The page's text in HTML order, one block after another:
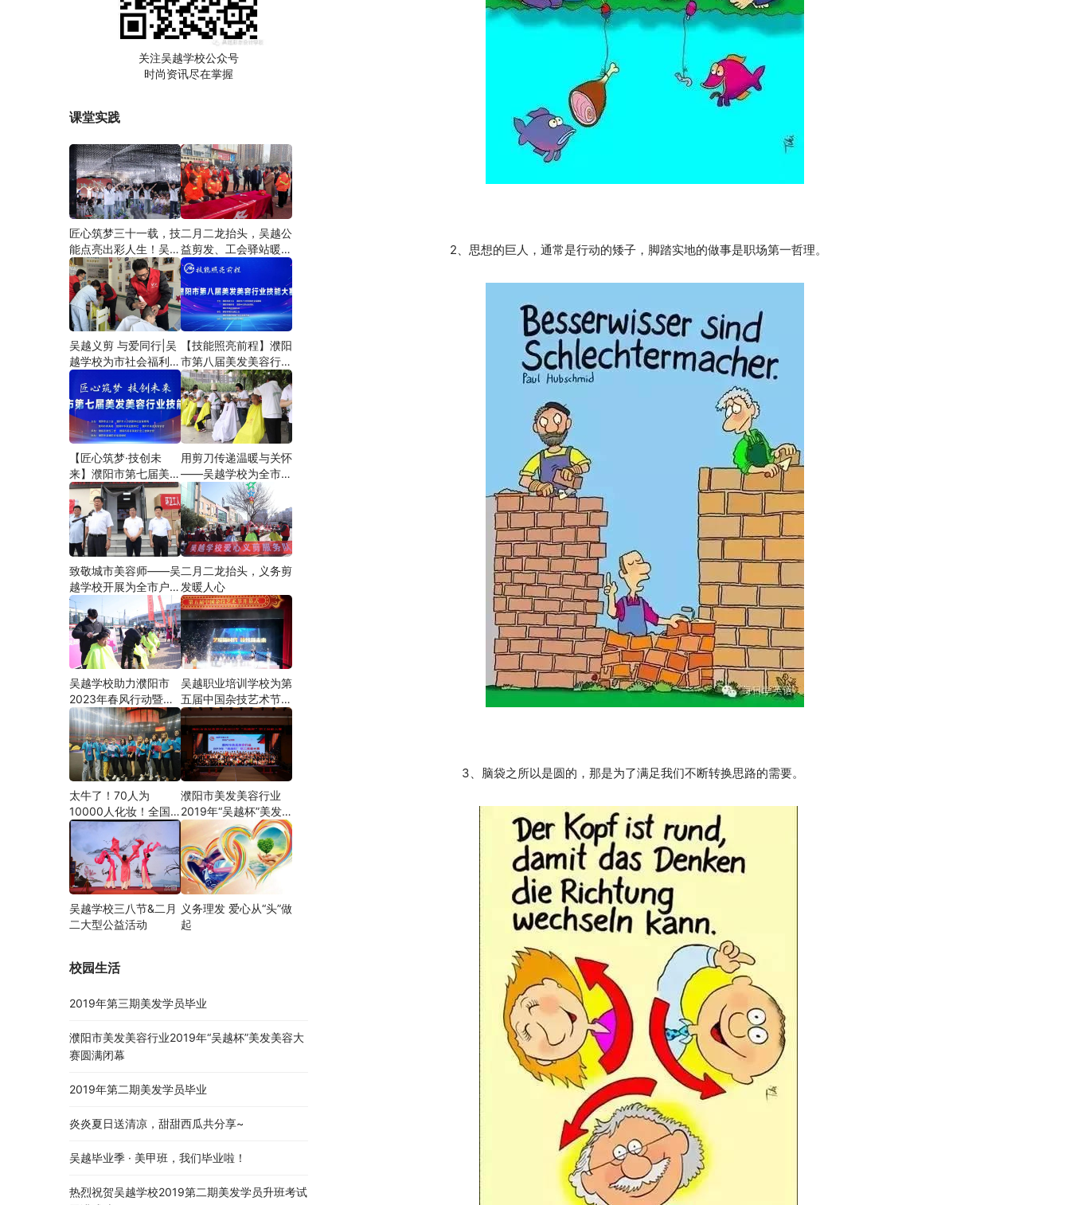
2、思想的巨人，通常是行动的矮子，脚踏实地的做事是职场第一哲理。
3、脑袋之所以是圆的，那是为了满足我们不断转换思路的需要。
关注吴越学校公众号
时尚资讯尽在掌握
课堂实践
匠心筑梦三十一载，技
能点亮出彩人生！吴越
学校2026年学员学习
成果汇报会圆满成功！
二月二龙抬头，吴越公
益剪发、工会驿站暖人
心——义务剪发情暖户
外劳动者
吴越义剪 与爱同行|吴
越学校为市社会福利院
爱心义剪
【技能照亮前程】濮阳
市第八届美发美容行业
技能大赛圆满闭幕
【匠心筑梦·技创未
来】濮阳市第七届美发
美容行业技能大赛在市
工人文化宫隆重举行
用剪刀传递温暖与关怀
——吴越学校为全市户
外劳动者爱心义剪
致敬城市美容师——吴
越学校开展为全市户外
劳动者爱心义剪活动
二月二龙抬头，义务剪
发暖人心
吴越学校助力濮阳市
2023年春风行动暨就
业援助月”首场新春招
聘会活动
吴越职业培训学校为第
五届中国杂技艺术节加
油添彩
太牛了！70人为
10000人化妆！全国
关注的盛事你知道吗？
濮阳市美发美容行业
2019年“吴越杯”美发
美容大赛圆满闭幕
吴越学校三八节&二月
二大型公益活动
义务理发 爱心从“头”做
起
校园生活
2019年第三期美发学员毕业
濮阳市美发美容行业2019年“吴越杯”美发美容大
赛圆满闭幕
2019年第二期美发学员毕业
炎炎夏日送清凉，甜甜西瓜共分享~
吴越毕业季 · 美甲班，我们毕业啦！
热烈祝贺吴越学校2019第二期美发学员升班考试